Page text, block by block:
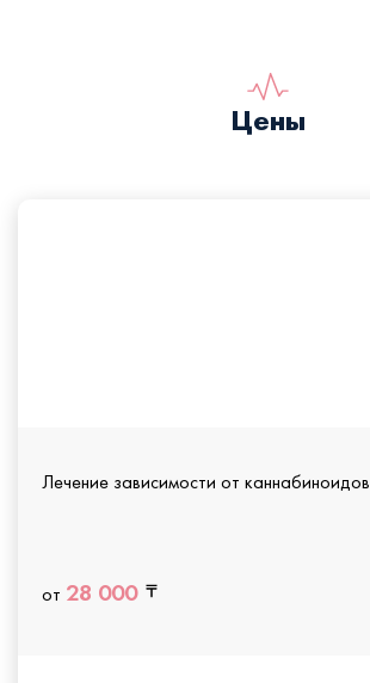
Цены
Лечение зависимости от каннабиноидов
от 28 000